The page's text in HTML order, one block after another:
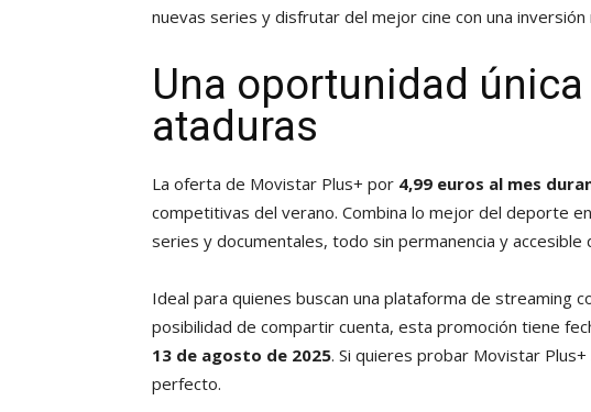
nuevas series y disfrutar del mejor cine con una
Una oportunidad
ataduras
La oferta de Movistar Plus+ por 4,99 euros al mes
competitivas del verano. Combina lo mejor del deporte
series y documentales, todo sin permanencia y accesible
Ideal para quienes buscan una plataforma de streaming
posibilidad de compartir cuenta, esta promoción tiene
13 de agosto de 2025. Si quieres probar Movistar
perfecto.